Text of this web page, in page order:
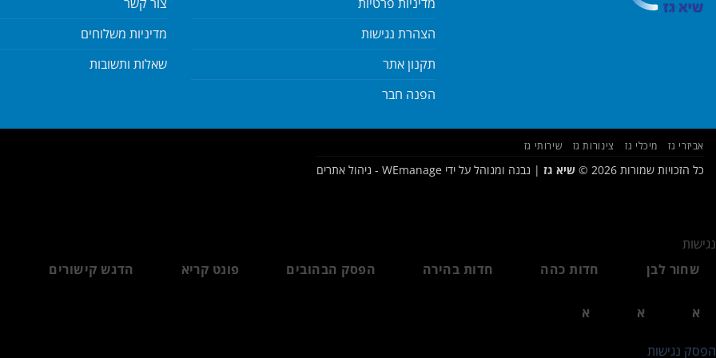
הצהרת נגישות
תקנון אתר
הפנה חבר
מדיניות משלוחים
שאלות ותשובות
אביזרי גז מיכלי גז צינורות גז שירותי גז
כל הזכויות שמורות 2026 © שיא גז | נבנה ומנוהל על ידי WEmanage - ניהול אתרים
נגישות
שחור לבן
חדות כהה חדות בהירה הפסק הבהובים פונט קריא הדגש קישורים
א א א
הפסק נגישות